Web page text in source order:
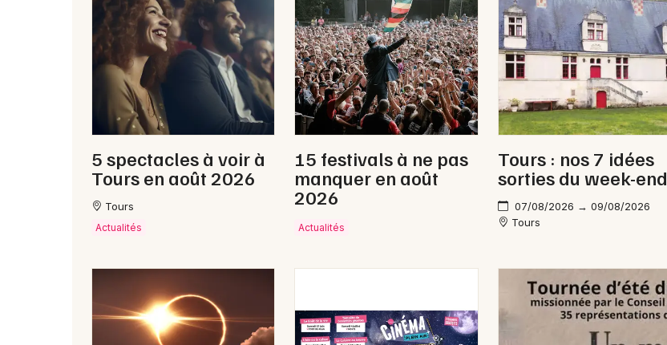
Newsletter des sorties
Artistes en tournée
Magazine en Indre-et-Loire
5 spectacles à voir à
Tours en août 2026
Tours
Actualités
15 festivals à ne pas
manquer en août
2026
Actualités
Tours : nos 7 idées
sorties du week-end
07/08/2026 → 09/08/2026
Tours